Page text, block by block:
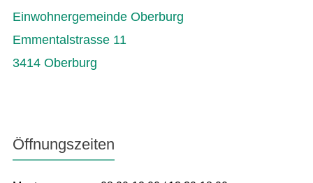
Einwohnergemeinde Oberburg
Emmentalstrasse 11
3414 Oberburg
Öffnungszeiten